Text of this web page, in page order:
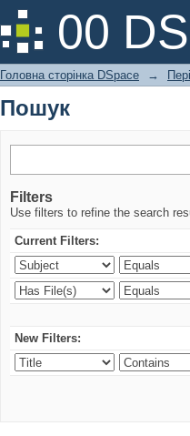
00
Пошук
Головна сторінка DSpace →
Пошук
Filters
Use filters to refine the search
Current Filters:
New Filters: